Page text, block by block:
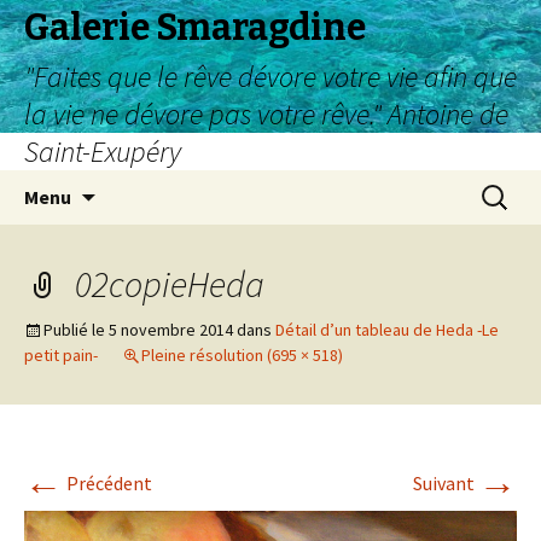
Galerie Smaragdine
"Faites que le rêve dévore votre vie afin que
la vie ne dévore pas votre rêve." Antoine de
Saint-Exupéry
Menu
02copieHeda
Publié le 5 novembre 2014dans Détail d’un tableau de Heda -Le
petit pain-
Pleine résolution (695 × 518)
← Précédent Suivant →